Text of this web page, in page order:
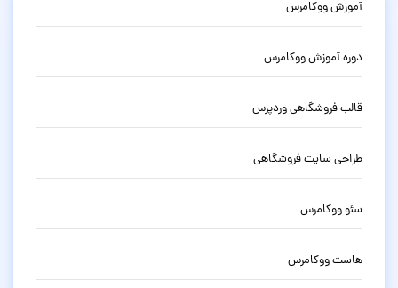
آموزش ووکامرس
دوره آموزش ووکامرس
قالب فروشگاهی وردپرس
طراحی سایت فروشگاهی
سئو ووکامرس
هاست ووکامرس